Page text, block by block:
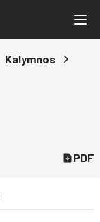
Kalymnos
PDF